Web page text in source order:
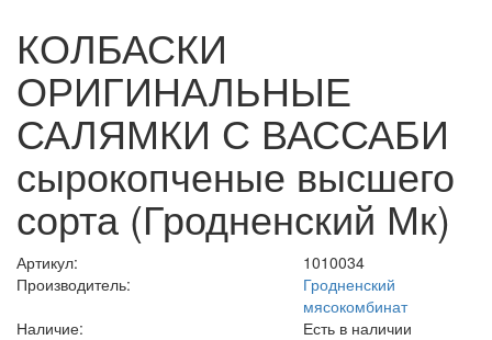
КОЛБАСКИ
ОРИГИНАЛЬНЫЕ
САЛЯМКИ С ВАССАБИ
сырокопченые высшего
сорта (Гродненский Мк)
Артикул:
1010034
Производитель:
Гродненский
мясокомбинат
Наличие:
Есть в наличии